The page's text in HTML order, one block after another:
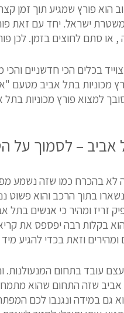
הוא פורץ שמגיע תוך
ישראל. יחד עם זאת
סתם לחוצים בזמן. לכן
בכלים הכי חדשניים
מכוניות בתל אביב מטעם
למצוא פורץ מכוניות
אביב – לסמוך על
לא בהכרח כמו שזה נשמע
בתוך הרכב והוא פשוט
זריז ומהיר כי אנשים
הוא בקלות רבה יפספס את
ומהירים וזאת בכדי להגיע
עובד בתחום המנעולנות.
שזה התחום שהוא
גם במידה ונגנבו לכם